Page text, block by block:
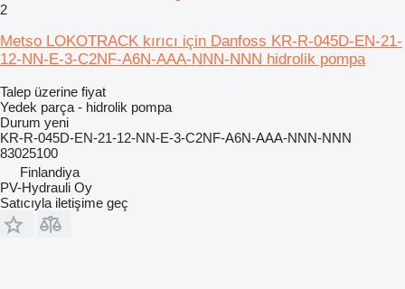
2
Metso LOKOTRACK kırıcı için Danfoss KR-R-045D-EN-21-
12-NN-E-3-C2NF-A6N-AAA-NNN-NNN hidrolik pompa
Talep üzerine fiyat
Yedek parça - hidrolik pompa
Durum yeni
KR-R-045D-EN-21-12-NN-E-3-C2NF-A6N-AAA-NNN-NNN
83025100
Finlandiya
PV-Hydrauli Oy
Satıcıyla iletişime geç